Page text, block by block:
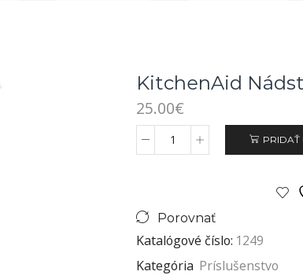
KitchenAid
25.00€
PRIDAŤ
Porovnať
Katalógové číslo: 1249
Kategória Príslušenstvo